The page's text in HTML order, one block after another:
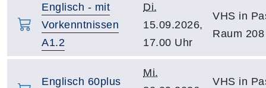
Englisch - mit
Vorkenntnissen
A1.2
Di.
15.09.2026,
17.00 Uhr
VHS in
Raum 208
Englisch 60plus
Mi.
VHS in